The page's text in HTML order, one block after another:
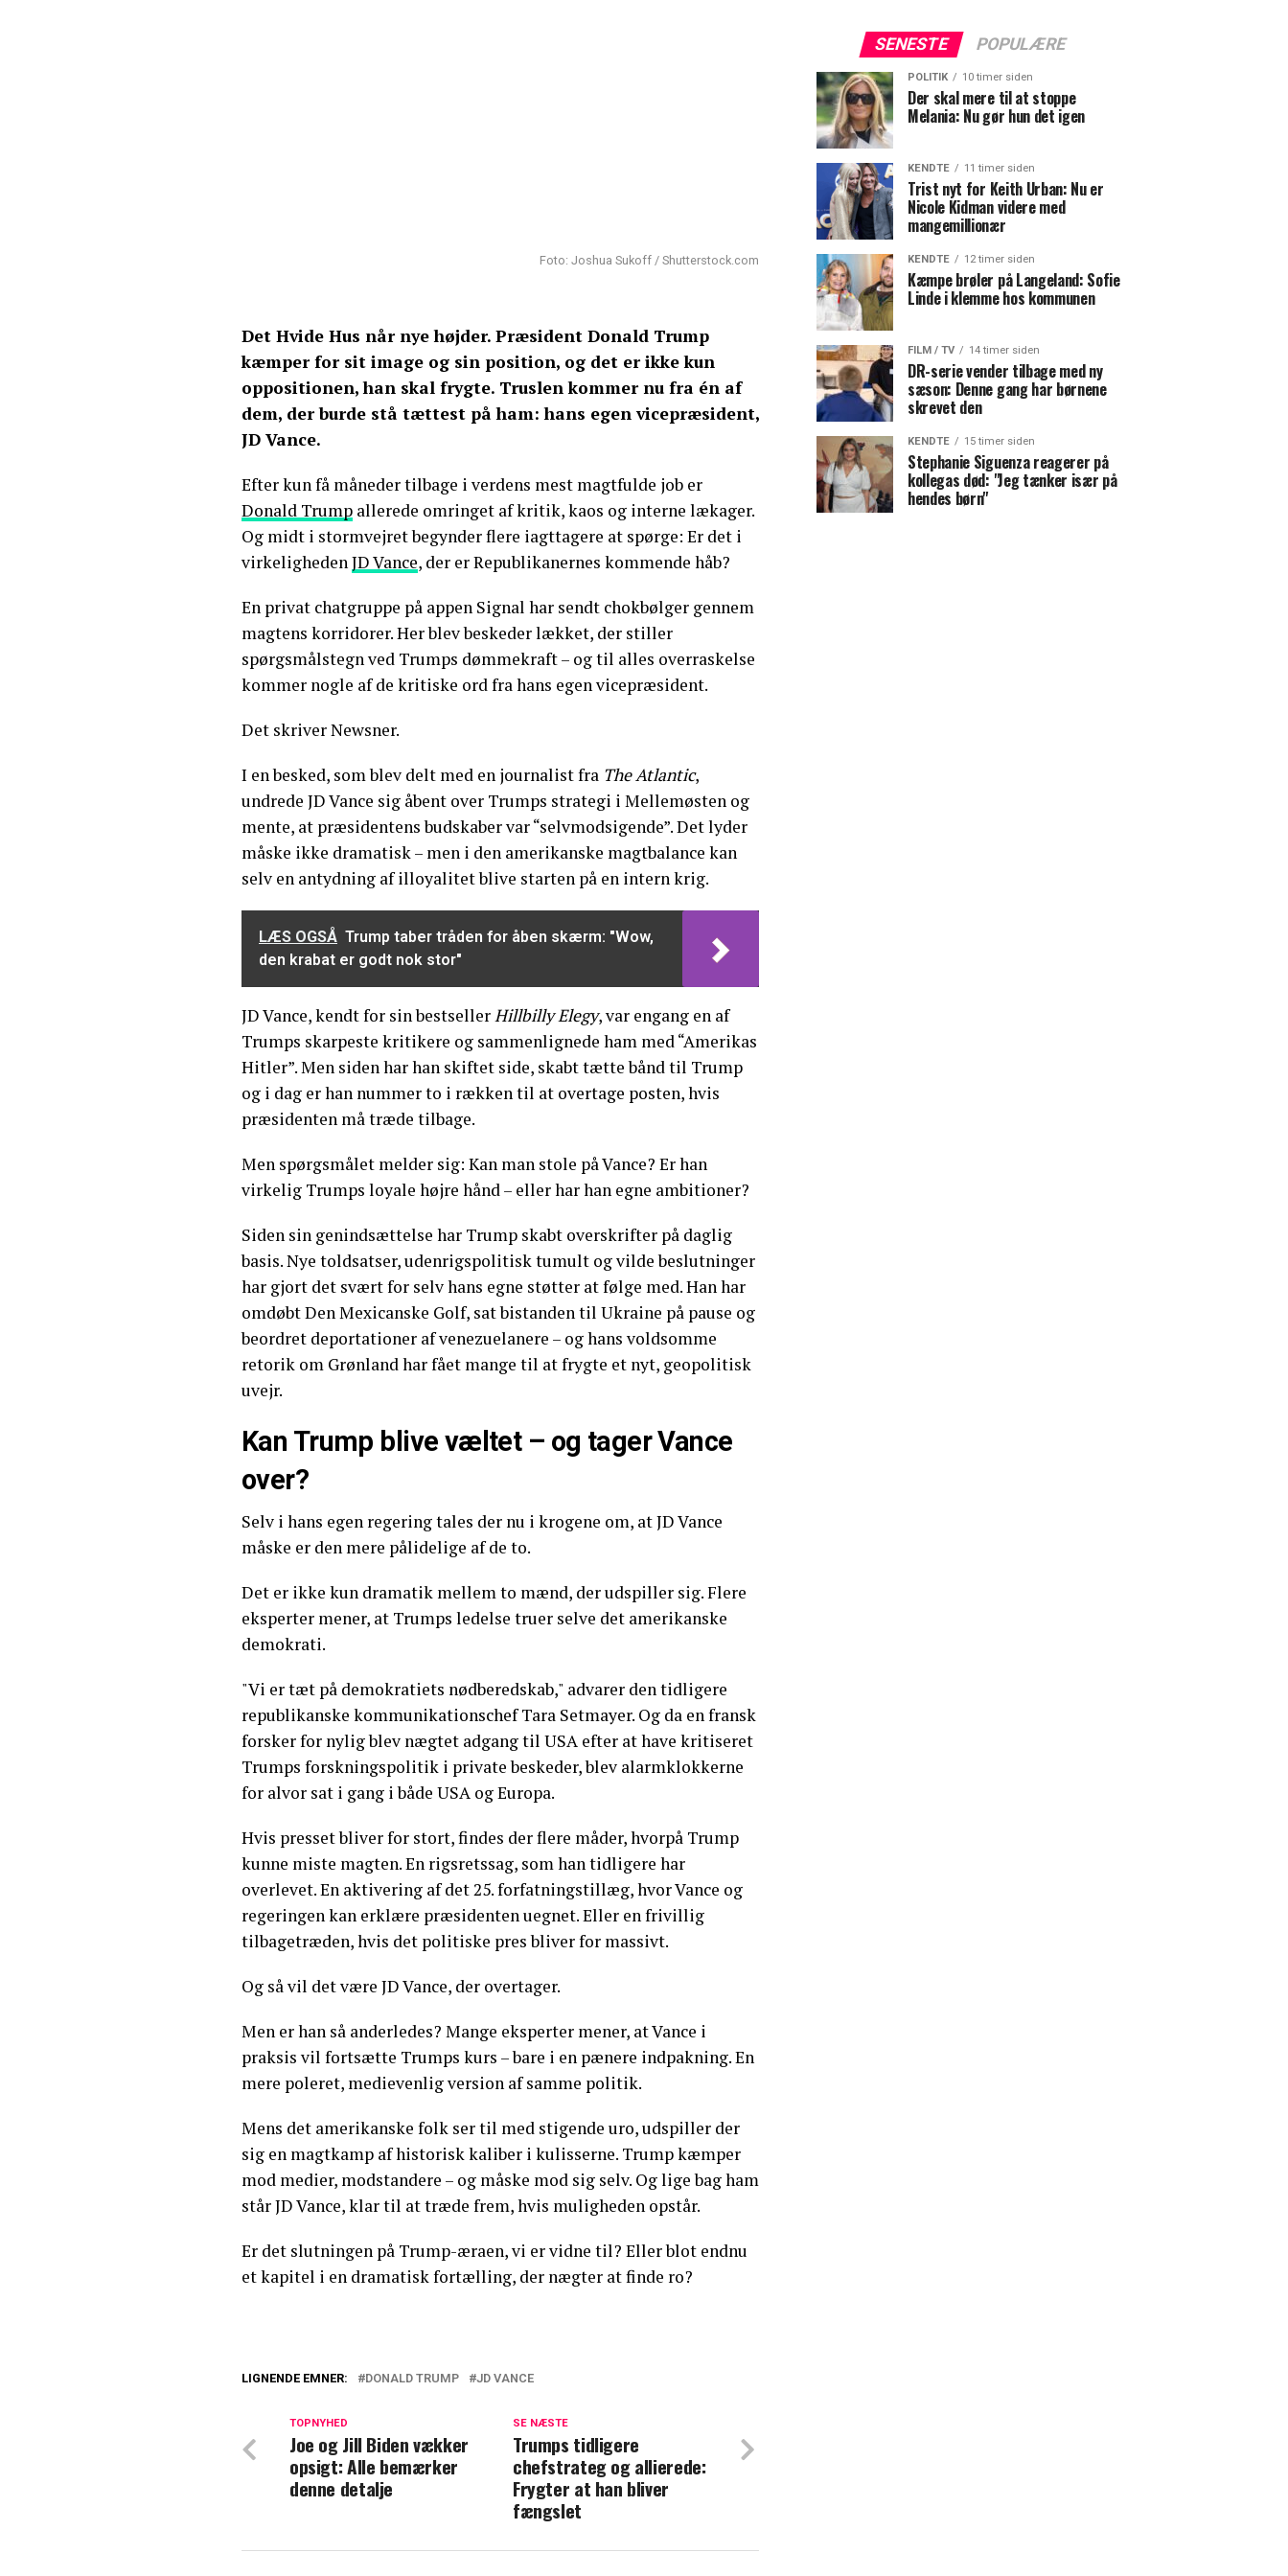
Foto: Joshua Sukoff / Shutterstock.com
Det Hvide Hus når nye højder. Præsident Donald Trump
kæmper for sit image og sin position, og det er ikke kun
oppositionen, han skal frygte. Truslen kommer nu fra én af
dem, der burde stå tættest på ham: hans egen vicepræsident,
JD Vance.
Efter kun få måneder tilbage i verdens mest magtfulde job er
Donald Trump allerede omringet af kritik, kaos og interne lækager.
Og midt i stormvejret begynder flere iagttagere at spørge: Er det i
virkelighedenJD Vance, der er Republikanernes kommende håb?
En privat chatgruppe på appen Signal har sendt chokbølger gennem
magtens korridorer. Her blev beskeder lækket, der stiller
spørgsmålstegn ved Trumps dømmekraft – og til alles overraskelse
kommer nogle af de kritiske ord fra hans egen vicepræsident.
Det skriver Newsner.
I en besked, som blev delt med en journalist fra The Atlantic,
undrede JD Vance sig åbent over Trumps strategi i Mellemøsten og
mente, at præsidentens budskaber var “selvmodsigende”. Det lyder
måske ikke dramatisk – men i den amerikanske magtbalance kan
selv en antydning af illoyalitet blive starten på en intern krig.
LÆS OGSÅ Trump taber tråden for åben skærm: "Wow,
den krabat er godt nok stor"
JD Vance, kendt for sin bestsellerHillbilly Elegy, var engang en af
Trumps skarpeste kritikere og sammenlignede ham med “Amerikas
Hitler”. Men siden har han skiftet side, skabt tætte bånd til Trump
og i dag er han nummer to i rækken til at overtage posten, hvis
præsidenten må træde tilbage.
Men spørgsmålet melder sig: Kan man stole på Vance? Er han
virkelig Trumps loyale højre hånd – eller har han egne ambitioner?
Siden sin genindsættelse har Trump skabt overskrifter på daglig
basis. Nye toldsatser, udenrigspolitisk tumult og vilde beslutninger
har gjort det svært for selv hans egne støtter at følge med. Han har
omdøbt Den Mexicanske Golf, sat bistanden til Ukraine på pause og
beordret deportationer af venezuelanere – og hans voldsomme
retorik om Grønland har fået mange til at frygte et nyt, geopolitisk
uvejr.
Kan Trump blive væltet – og tager Vance
over?
Selv i hans egen regering tales der nu i krogene om, at JD Vance
måske er den mere pålidelige af de to.
Det er ikke kun dramatik mellem to mænd, der udspiller sig. Flere
eksperter mener, at Trumps ledelse truer selve det amerikanske
demokrati.
"Vi er tæt på demokratiets nødberedskab," advarer den tidligere
republikanske kommunikationschef Tara Setmayer. Og da en fransk
forsker for nylig blev nægtet adgang til USA efter at have kritiseret
Trumps forskningspolitik i private beskeder, blev alarmklokkerne
for alvor sat i gang i både USA og Europa.
Hvis presset bliver for stort, findes der flere måder, hvorpå Trump
kunne miste magten. En rigsretssag, som han tidligere har
overlevet. En aktivering af det 25. forfatningstillæg, hvor Vance og
regeringen kan erklære præsidenten uegnet. Eller en frivillig
tilbagetræden, hvis det politiske pres bliver for massivt.
Og så vil det være JD Vance, der overtager.
Men er han så anderledes? Mange eksperter mener, at Vance i
praksis vil fortsætte Trumps kurs – bare i en pænere indpakning. En
mere poleret, medievenlig version af samme politik.
Mens det amerikanske folk ser til med stigende uro, udspiller der
sig en magtkamp af historisk kaliber i kulisserne. Trump kæmper
mod medier, modstandere – og måske mod sig selv. Og lige bag ham
står JD Vance, klar til at træde frem, hvis muligheden opstår.
Er det slutningen på Trump-æraen, vi er vidne til? Eller blot endnu
et kapitel i en dramatisk fortælling, der nægter at finde ro?
hans ord
Familiemedlem langer ud efter JD Vance: 'I er putins
nyttige idioter'
LIGNENDE EMNER: DONALD TRUMP JD VANCE
SE NÆSTE
Trumps tidligere
chefstrateg og allierede:
Frygter at han bliver
fængslet
TOPNYHED
Joe og Jill Biden vækker
opsigt: Alle bemærker
denne detalje
SENESTE POPULÆRE
POLITIK 10 timer siden
Der skal mere til at stoppe
Melania: Nu gør hun det igen
KENDTE 11 timer siden
Trist nyt for Keith Urban: Nu er
Nicole Kidman videre med
mangemillionær
KENDTE 12 timer siden
Kæmpe brøler på Langeland: Sofie
Linde i klemme hos kommunen
FILM / TV 14 timer siden
DR-serie vender tilbage med ny
sæson: Denne gang har børnene
skrevet den
KENDTE 15 timer siden
Stephanie Siguenza reagerer på
kollegas død: "Jeg tænker især på
hendes børn"